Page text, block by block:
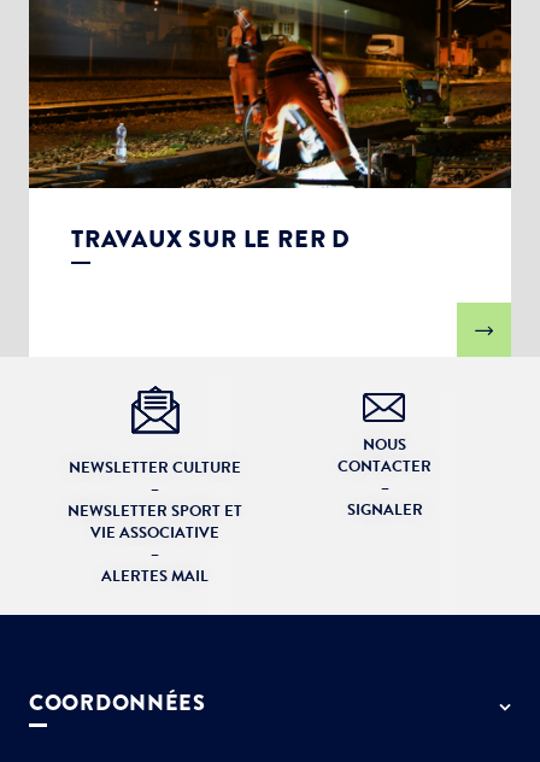
TRAVAUX SUR LE RER D
NEWSLETTER CULTURE
–
NEWSLETTER SPORT ET
VIE ASSOCIATIVE
–
ALERTES MAIL
NOUS
CONTACTER
–
SIGNALER
COORDONNÉES